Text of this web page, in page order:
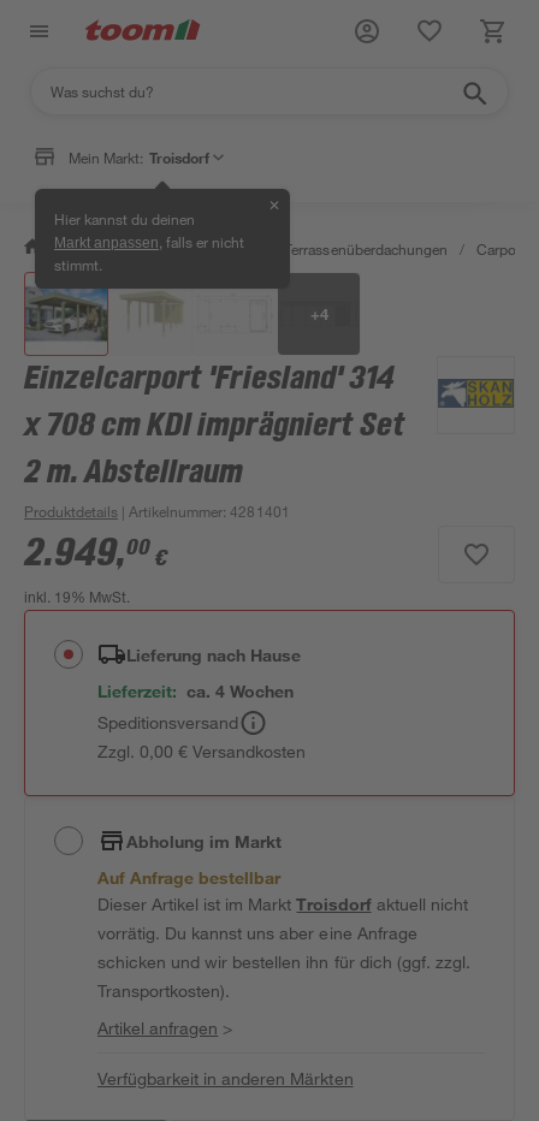
Mein Markt: Troisdorf
Hier kannst du deinen
Markt anpassen , falls er nicht
stimmt.
✕
/ Garten & Freizeit / Carports & Terrassenüberdachungen / Carports
+4
Einzelcarport 'Friesland' 314
x 708 cm KDI imprägniert Set
2 m. Abstellraum
Produktdetails | Artikelnummer:4281401
2.949,00 €
inkl. 19% MwSt.
Lieferung nach Hause
Lieferzeit: ca. 4 Wochen
Speditionsversand
Zzgl. 0,00 € Versandkosten
Abholung im Markt
Auf Anfrage bestellbar
Dieser Artikel ist im MarktTroisdorfaktuell nicht
vorrätig. Du kannst uns aber eine Anfrage
schicken und wir bestellen ihn für dich (ggf. zzgl.
Transportkosten).
Artikel anfragen >
Verfügbarkeit in anderen Märkten